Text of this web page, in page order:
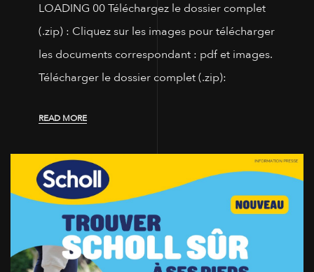
LOADING 00 Téléchargez le dossier complet
(.zip) : Cliquez sur les images pour télécharger
les documents correspondant : pdf et images.
Télécharger le dossier complet (.zip):
READ MORE